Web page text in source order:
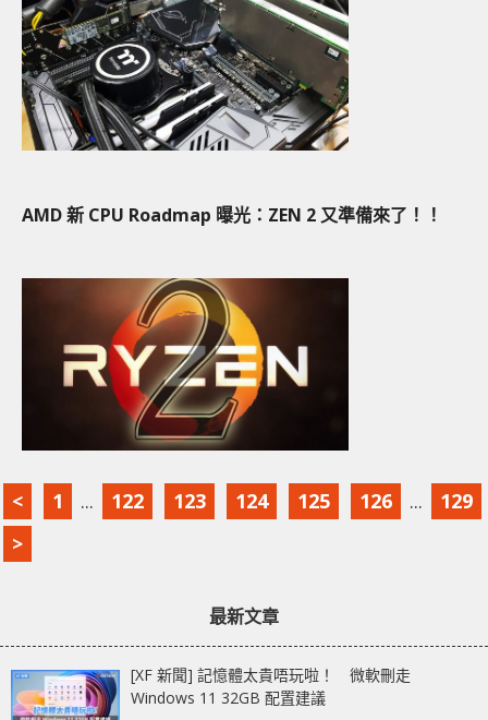
AMD 新 CPU Roadmap 曝光：ZEN 2 又準備來了！！
< 1 ... 122 123 124 125 126 ...
129
>
最新文章
[XF 新聞] 記憶體太貴唔玩啦！ 微軟刪走
Windows 11 32GB 配置建議